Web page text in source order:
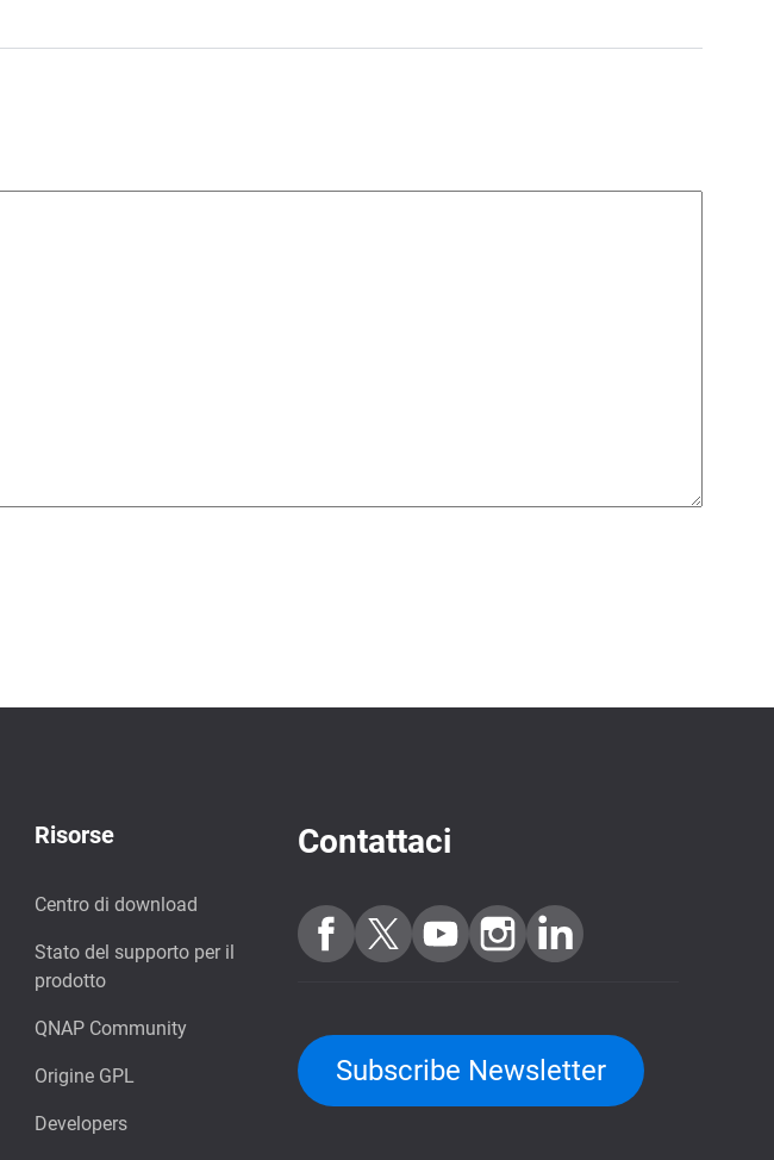
Risorse
Centro di download
Stato del supporto per il
prodotto
QNAP Community
Origine GPL
Developers
Contattaci
Subscribe Newsletter